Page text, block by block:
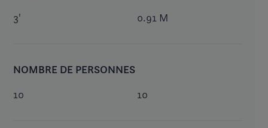
3' 0.91 M
NOMBRE DE PERSONNES
10 10